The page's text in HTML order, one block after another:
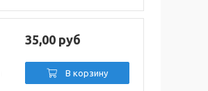
35,00 руб
В корзину